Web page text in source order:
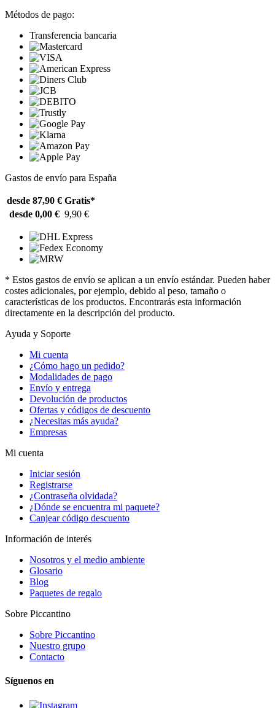
Métodos de pago:
Transferencia bancaria
Gastos de envío para España
desde 87,90 € Gratis*
desde 0,00 € 9,90 €
* Estos gastos de envío se aplican a un envío estándar. Pueden haber
costes adicionales, por ejemplo, debido al peso, tamaño o
características de los productos. Encontrarás esta información
directamente en la descripción del producto.
Ayuda y Soporte
Mi cuenta
¿Cómo hago un pedido?
Modalidades de pago
Envío y entrega
Devolución de productos
Ofertas y códigos de descuento
¿Necesitas más ayuda?
Empresas
Mi cuenta
Iniciar sesión
Registrarse
¿Contraseña olvidada?
¿Dónde se encuentra mi paquete?
Canjear código descuento
Información de interés
Nosotros y el medio ambiente
Glosario
Blog
Paquetes de regalo
Sobre Piccantino
Sobre Piccantino
Nuestro grupo
Contacto
Síguenos en